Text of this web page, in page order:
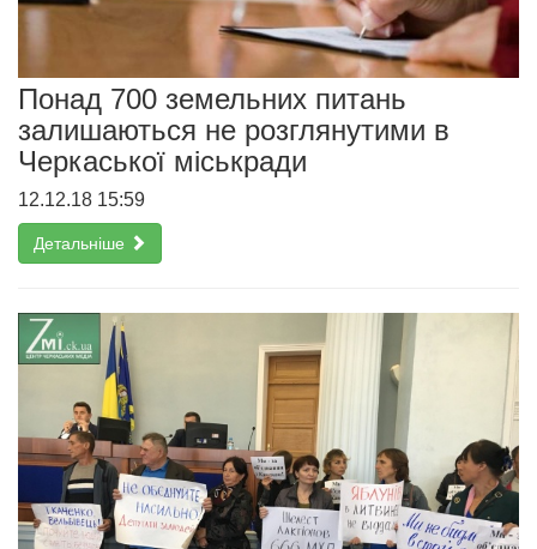
Понад 700 земельних питань
залишаються не розглянутими в
Черкаської міськради
12.12.18 15:59
Детальніше